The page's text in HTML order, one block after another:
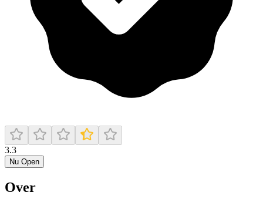
3.3
Nu Open
Over